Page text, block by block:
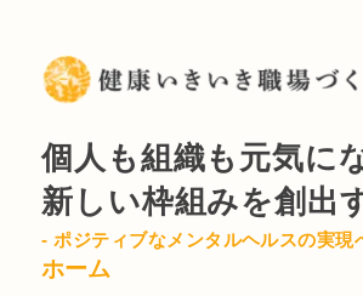
個人も組織も元気に
新しい枠組みを創出
- ポジティブなメンタルヘルスの実現
ホーム